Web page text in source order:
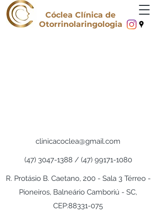
Cóclea Clínica de
Otorrinolaringologia
clinicacoclea@gmail.com
(47) 3047-1388 / (47) 99171-1080
R. Protásio B. Caetano, 200 - Sala 3 Térreo -
Pioneiros, Balneário Camboriú - SC,
CEP:88331-075